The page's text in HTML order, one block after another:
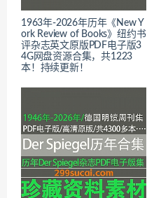
1963年-2026年历年《New Y
ork Review of Books》纽约书
评杂志英文原版PDF电子版3
4G网盘资源合集，共1223
本！持续更新！